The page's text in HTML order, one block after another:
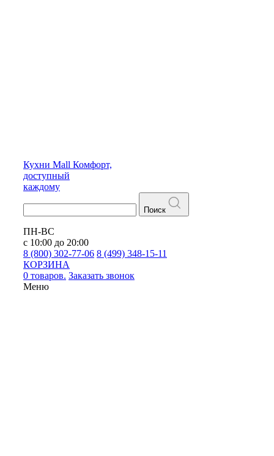
Кухни Mall Комфорт,
доступный
каждому
Поиск
ПН-ВС
с 10:00 до 20:00
8 (800) 302-77-06 8 (499) 348-15-11
КОРЗИНА
0 товаров. Заказать звонок
Меню